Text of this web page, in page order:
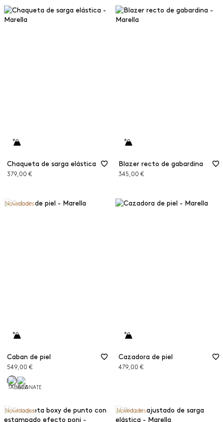
Chaqueta de sarga elástica
379,00 €
Blazer recto de gabardina
345,00 €
Novedades
Caban de piel
549,00 €
Cazadora de piel
479,00 €
Novedades Novedades